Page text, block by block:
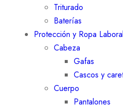
Triturado
Baterías
Protección y Ropa Laboral
Cabeza
Gafas
Cascos y
Cuerpo
Pantalones